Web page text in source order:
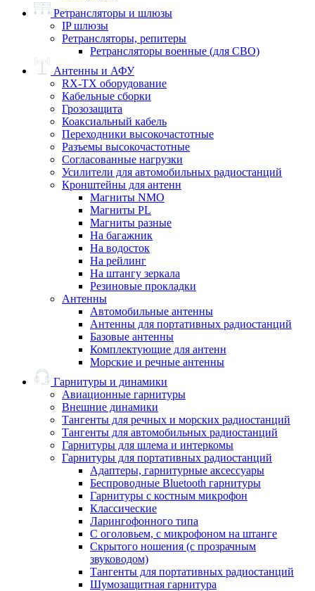
Ретрансляторы и шлюзы
IP шлюзы
Ретрансляторы, репитеры
Ретрансляторы военные (для СВО)
Антенны и АФУ
RX-TX оборудование
Кабельные сборки
Грозозащита
Коаксиальный кабель
Переходники высокочастотные
Разъемы высокочастотные
Согласованные нагрузки
Усилители для автомобильных радиостанций
Кронштейны для антенн
Магниты NMO
Магниты PL
Магниты разные
На багажник
На водосток
На рейлинг
На штангу зеркала
Резиновые прокладки
Антенны
Автомобильные антенны
Антенны для портативных радиостанций
Базовые антенны
Комплектующие для антенн
Морские и речные антенны
Гарнитуры и динамики
Авиационные гарнитуры
Внешние динамики
Тангенты для речных и морских радиостанций
Тангенты для автомобильных радиостанций
Гарнитуры для шлема и интеркомы
Гарнитуры для портативных радиостанций
Адаптеры, гарнитурные аксессуары
Беспроводные Bluetooth гарнитуры
Гарнитуры с костным микрофон
Классические
Ларингофонного типа
С оголовьем, с микрофоном на штанге
Скрытого ношения (с прозрачным
звуководом)
Тангенты для портативных радиостанций
Шумозащитная гарнитура